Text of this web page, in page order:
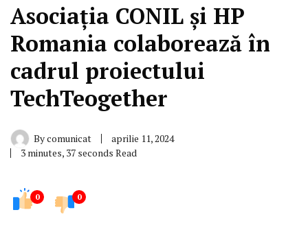
Asociația CONIL și HP
Romania colaborează în
cadrul proiectului
TechTeogether
Bycomunicat
aprilie 11, 2024
3 minutes, 37 seconds Read
0 0